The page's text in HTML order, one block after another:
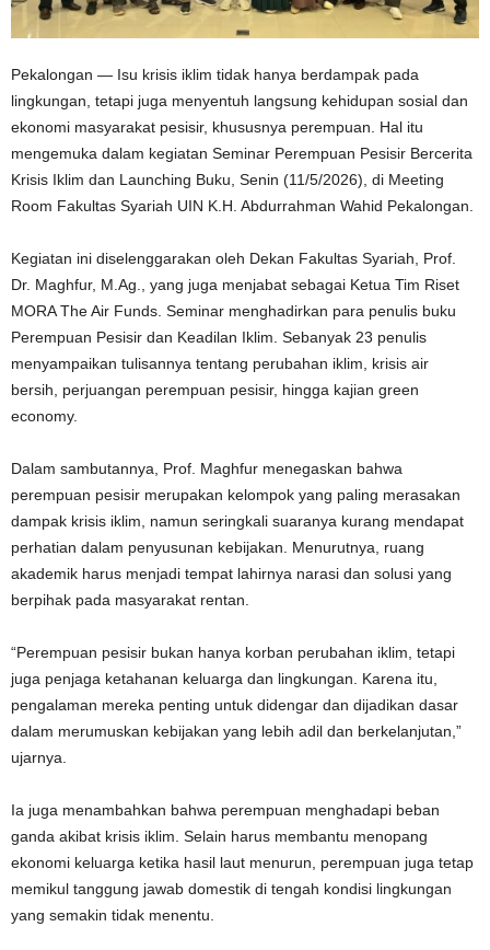
Pekalongan — Isu krisis iklim tidak hanya berdampak pada
lingkungan, tetapi juga menyentuh langsung kehidupan sosial dan
ekonomi masyarakat pesisir, khususnya perempuan. Hal itu
mengemuka dalam kegiatan Seminar Perempuan Pesisir Bercerita
Krisis Iklim dan Launching Buku, Senin (11/5/2026), di Meeting
Room Fakultas Syariah UIN K.H. Abdurrahman Wahid Pekalongan.
Kegiatan ini diselenggarakan oleh Dekan Fakultas Syariah, Prof.
Dr. Maghfur, M.Ag., yang juga menjabat sebagai Ketua Tim Riset
MORA The Air Funds. Seminar menghadirkan para penulis buku
Perempuan Pesisir dan Keadilan Iklim. Sebanyak 23 penulis
menyampaikan tulisannya tentang perubahan iklim, krisis air
bersih, perjuangan perempuan pesisir, hingga kajian green
economy.
Dalam sambutannya, Prof. Maghfur menegaskan bahwa
perempuan pesisir merupakan kelompok yang paling merasakan
dampak krisis iklim, namun seringkali suaranya kurang mendapat
perhatian dalam penyusunan kebijakan. Menurutnya, ruang
akademik harus menjadi tempat lahirnya narasi dan solusi yang
berpihak pada masyarakat rentan.
“Perempuan pesisir bukan hanya korban perubahan iklim, tetapi
juga penjaga ketahanan keluarga dan lingkungan. Karena itu,
pengalaman mereka penting untuk didengar dan dijadikan dasar
dalam merumuskan kebijakan yang lebih adil dan berkelanjutan,”
ujarnya.
Ia juga menambahkan bahwa perempuan menghadapi beban
ganda akibat krisis iklim. Selain harus membantu menopang
ekonomi keluarga ketika hasil laut menurun, perempuan juga tetap
memikul tanggung jawab domestik di tengah kondisi lingkungan
yang semakin tidak menentu.